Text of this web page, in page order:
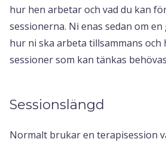
hur hen arbetar och vad du kan
sessionerna. Ni enas sedan om
hur ni ska arbeta tillsammans och
sessioner som kan tänkas
Sessionslängd
Normalt brukar en terapisession